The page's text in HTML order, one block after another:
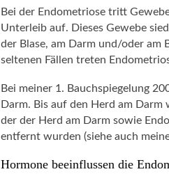
Bei der Endometriose tritt
Unterleib auf. Dieses Gewebe
der Blase, am Darm und/oder am
seltenen Fällen treten
Bei meiner 1. Bauchspiegelung
Darm. Bis auf den Herd am
der der Herd am Darm sowie
entfernt wurden (siehe auch
Hormone beeinflussen die